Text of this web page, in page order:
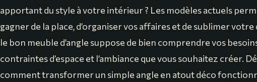
apportant du style à votre intérieur ? Les modèles actuels
gagner de la place, d’organiser vos affaires et de sublimer
le bon meuble d’angle suppose de bien comprendre vos besoins
contraintes d’espace et l’ambiance que vous souhaitez créer.
comment transformer un simple angle en atout déco